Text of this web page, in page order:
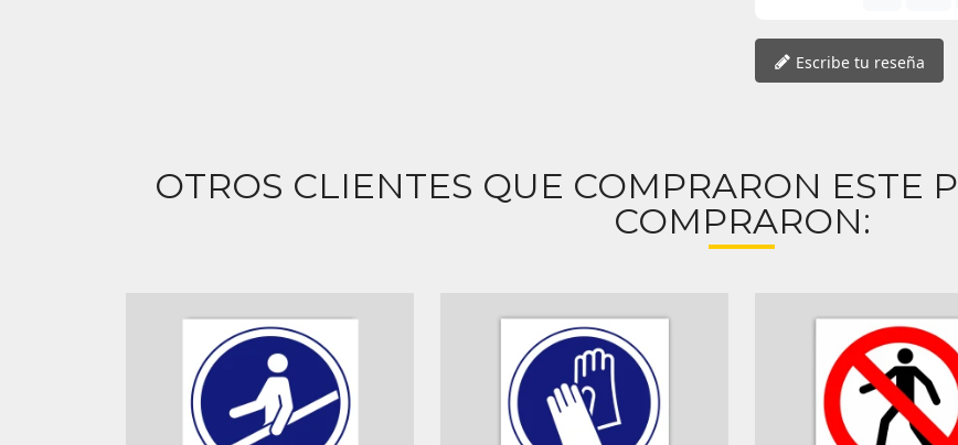
Escribe tu reseña
OTROS CLIENTES QUE COMPRARON ESTE
COMPRARON: